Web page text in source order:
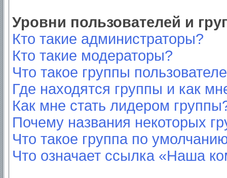
Уровни пользователей и
Кто такие администраторы?
Кто такие модераторы?
Что такое группы
Где находятся группы и как
Как мне стать лидером
Почему названия некоторых
Что такое группа по
Что означает ссылка «Наша